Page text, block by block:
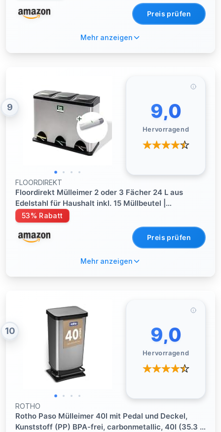
Preis prüfen
Mehr anzeigen
9 9,0
Hervorragend
FLOORDIREKT
Floordirekt Mülleimer 2 oder 3 Fächer 24 L aus
Edelstahl für Haushalt inkl. 15 Müllbeutel |
Abfalleimer Mülltonnenbox 3er für Küche 3 Kammer
je 8 Liter für Papier, Biomüll, Plastik
60,5x34,5x56,5cm
53% Rabatt
Preis prüfen
Mehr anzeigen
10 9,0
Hervorragend
ROTHO
Rotho Paso Mülleimer 40l mit Pedal und Deckel,
Kunststoff (PP) BPA-frei, carbonmetallic, 40l (35.3 x